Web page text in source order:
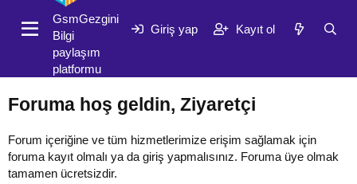
GsmGezgini
Bilgi
paylaşım
platformu
Giriş yap Kayıt ol
Foruma hoş geldin, Ziyaretçi
Forum içeriğine ve tüm hizmetlerimize erişim sağlamak için
foruma kayıt olmalı ya da giriş yapmalısınız. Foruma üye olmak
tamamen ücretsizdir.